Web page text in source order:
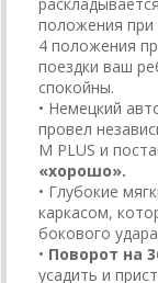
положения при
4 положения
поездки ваш
спокойны.
• Немецкий
провел
M PLUS и
«хорошо».
• Глубокие
каркасом,
бокового
• Поворот на
усадить и